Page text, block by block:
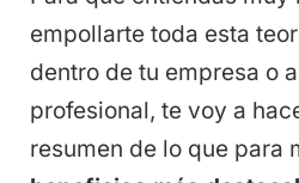
empollarte toda esta
dentro de tu empresa o
profesional, te voy a
resumen de lo que para